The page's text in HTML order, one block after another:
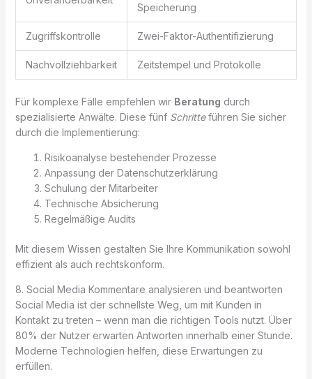
Speicherung
Zugriffskontrolle Zwei-Faktor-Authentifizierung
Nachvollziehbarkeit Zeitstempel und Protokolle
Für komplexe Fälle empfehlen wir Beratung durch
spezialisierte Anwälte. Diese fünf Schritteführen Sie sicher
durch die Implementierung:
Risikoanalyse bestehender Prozesse
Anpassung der Datenschutzerklärung
Schulung der Mitarbeiter
Technische Absicherung
Regelmäßige Audits
Mit diesem Wissen gestalten Sie Ihre Kommunikation sowohl
effizient als auch rechtskonform.
8. Social Media Kommentare analysieren und beantworten
Social Media ist der schnellste Weg, um mit Kunden in
Kontakt zu treten – wenn man die richtigen Tools nutzt. Über
80% der Nutzer erwarten Antworten innerhalb einer Stunde.
Moderne Technologien helfen, diese Erwartungen zu
erfüllen.